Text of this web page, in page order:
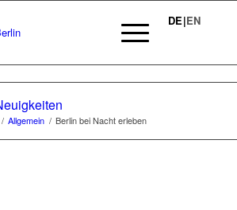
DE|EN
CAMPO NOVO
BERLIN
CAMPO NOVO Berlin bietet
Wohnlösung für Schüler, Studenten
/ Allgemein / Berlin bei Nacht erleben